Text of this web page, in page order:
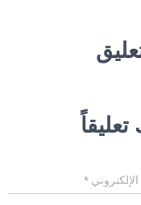
تعليقاً
الإلكتروني*